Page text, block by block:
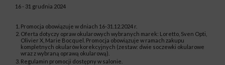
16 - 31 grudnia 2024
Promocja obowiązuje w dniach 16-31.12.2024 r.
Oferta dotyczy opraw okularowych wybranych marek: Loretto, Sven Opti,
Olivier X, Marie Bocquel. Promocja obowiązuje w ramach zakupu
kompletnych okularów korekcyjnych (zestaw: dwie soczewki okularowe
wraz z wybraną oprawą okularową).
Regulamin promocji dostępny w salonie.